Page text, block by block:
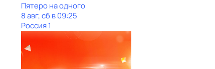
Пятеро на одного
8 авг, сб в 09:25
Россия 1